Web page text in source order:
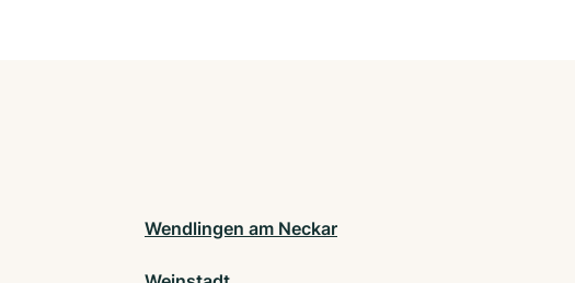
Wendlingen am Neckar